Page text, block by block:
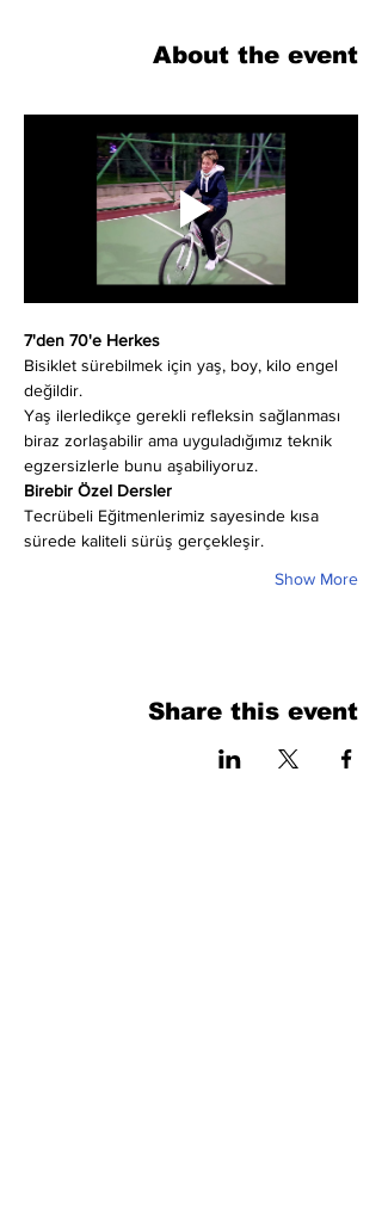
About the event
7'den 70'e Herkes
Bisiklet sürebilmek için yaş, boy, kilo engel
değildir.
Yaş ilerledikçe gerekli refleksin sağlanması
biraz zorlaşabilir ama uyguladığımız teknik
egzersizlerle bunu aşabiliyoruz.
Birebir Özel Dersler
Tecrübeli Eğitmenlerimiz sayesinde kısa
sürede kaliteli sürüş gerçekleşir.
Show More
Share this event